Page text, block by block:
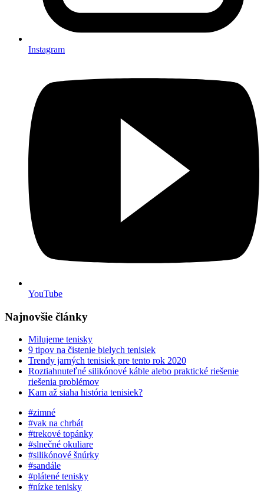
Instagram
YouTube
Najnovšie články
Milujeme tenisky
9 tipov na čistenie bielych tenisiek
Trendy jarných tenisiek pre tento rok 2020
Roztiahnuteľné silikónové káble alebo praktické riešenie
riešenia problémov
Kam až siaha história tenisiek?
#zimné
#vak na chrbát
#trekové topánky
#slnečné okuliare
#silikónové šnúrky
#sandále
#plátené tenisky
#nízke tenisky